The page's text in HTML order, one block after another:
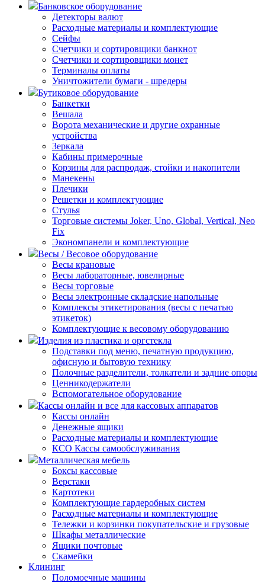
Банковское оборудование
Детекторы валют
Расходные материалы и комплектующие
Сейфы
Счетчики и сортировщики банкнот
Счетчики и сортировщики монет
Терминалы оплаты
Уничтожители бумаги - шредеры
Бутиковое оборудование
Банкетки
Вешала
Ворота механические и другие охранные
устройства
Зеркала
Кабины примерочные
Корзины для распродаж, стойки и накопители
Манекены
Плечики
Решетки и комплектующие
Стулья
Торговые системы Joker, Uno, Global, Vertical, Neo
Fix
Экономпанели и комплектующие
Весы / Весовое оборудование
Весы крановые
Весы лабораторные, ювелирные
Весы торговые
Весы электронные складские напольные
Комплексы этикетирования (весы с печатью
этикеток)
Комплектующие к весовому оборудованию
Изделия из пластика и оргстекла
Подставки под меню, печатную продукцию,
офисную и бытовую технику
Полочные разделители, толкатели и задние опоры
Ценникодержатели
Вспомогательное оборудование
Кассы онлайн и все для кассовых аппаратов
Кассы онлайн
Денежные ящики
Расходные материалы и комплектующие
КСО Кассы самообслуживания
Металлическая мебель
Боксы кассовые
Верстаки
Картотеки
Комплектующие гардеробных систем
Расходные материалы и комплектующие
Тележки и корзинки покупательские и грузовые
Шкафы металлические
Ящики почтовые
Скамейки
Клининг
Поломоечные машины